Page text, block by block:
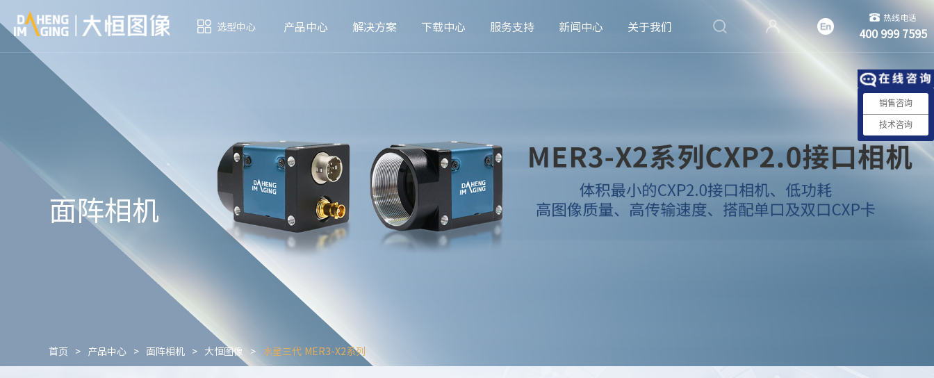
选型中心 产品中心 解决方案 下载中心 服务支持 新闻中心 关于我们
热线电话
400 999 7595
面阵相机
首页 > 产品中心 > 面阵相机 > 大恒图像 > 水星三代 MER3-X2系列
销售咨询
技术咨询